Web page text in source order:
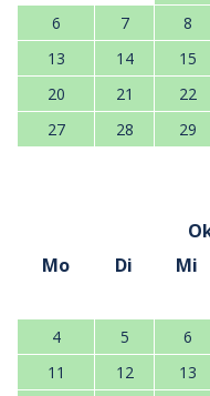
6
7 8
13
14 15
20
21 22
27
28 29
Mo
Di Mi
4
5 6
11
12 13